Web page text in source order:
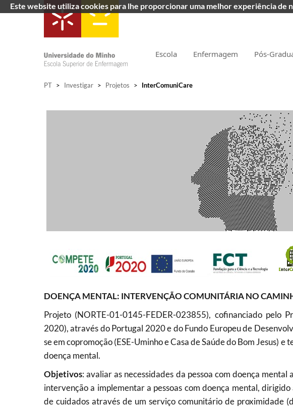
Escola Enfermagem Pós-
PT > Investigar > Projetos > InterComuniCare
DOENÇA MENTAL: INTERVENÇÃO COMUNITÁRIA NO
Projeto (NORTE-01-0145-FEDER-023855), cofinanciado pelo
2020), através do Portugal 2020 e do Fundo Europeu de
se em copromoção (ESE-Uminho e Casa de Saúde do Bom Jesus)
doença mental.
Objetivos: avaliar as necessidades da pessoa com doença
intervenção a implementar a pessoas com doença mental,
de cuidados através de um serviço comunitário de proximidade
Este website utiliza cookies para lhe proporcionar uma melhor experiência de